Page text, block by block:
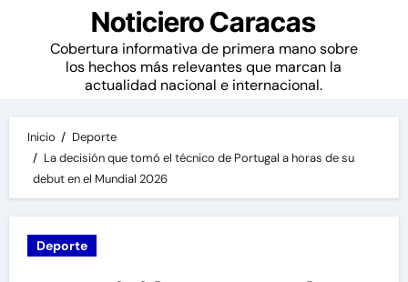
Noticiero Caracas
Cobertura informativa de primera mano sobre
los hechos más relevantes que marcan la
actualidad nacional e internacional.
Inicio
Deporte
La decisión que tomó el técnico de Portugal a horas de su
debut en el Mundial 2026
Deporte